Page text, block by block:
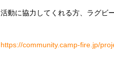
活動に協力してくれる方、ラグビ
https://community.camp-fire.jp/